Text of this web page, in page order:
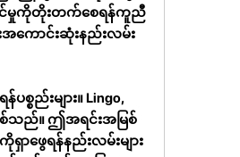
င်မှုကိုတိုးတက်စေရန်ကူညီ
ကောင်းဆုံးနည်းလမ်း
စည်းများ။ Lingo,
စ်သည်။ ဤအရင်းအမြစ်
ာဖွေရန်နည်းလမ်းများ